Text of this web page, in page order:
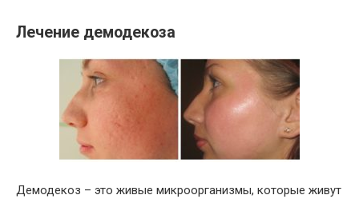
Лечение демодекоза
Демодекоз – это живые микроорганизмы, которые живут